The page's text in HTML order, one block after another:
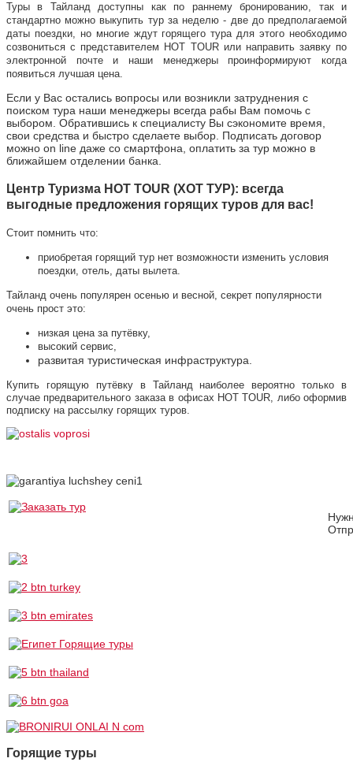
Туры в Тайланд доступны как по раннему бронированию, так и
стандартно можно выкупить тур за неделю - две до предполагаемой
даты поездки, но многие ждут горящего тура для этого необходимо
созвониться с представителем HOT TOUR или направить заявку по
электронной почте и наши менеджеры проинформируют когда
появиться лучшая цена.
Если у Вас остались вопросы или возникли затруднения с
поиском тура наши менеджеры всегда рабы Вам помочь с
выбором. Обратившись к специалисту Вы сэкономите время,
свои средства и быстро сделаете выбор. Подписать договор
можно on line даже со смартфона, оплатить за тур можно в
ближайшем отделении банка.
Центр Туризма HOT TOUR (ХОТ ТУР): всегда
выгодные предложения горящих туров для вас!
Стоит помнить что:
приобретая горящий тур нет возможности изменить условия
поездки, отель, даты вылета.
Тайланд очень популярен осенью и весной, секрет популярности
очень прост это:
низкая цена за путёвку,
высокий сервис,
развитая туристическая инфраструктура.
Купить горящую путёвку в Тайланд наиболее вероятно только в
случае предварительного заказа в офисах HOT TOUR, либо оформив
подписку на рассылку горящих туров.
Горящие туры